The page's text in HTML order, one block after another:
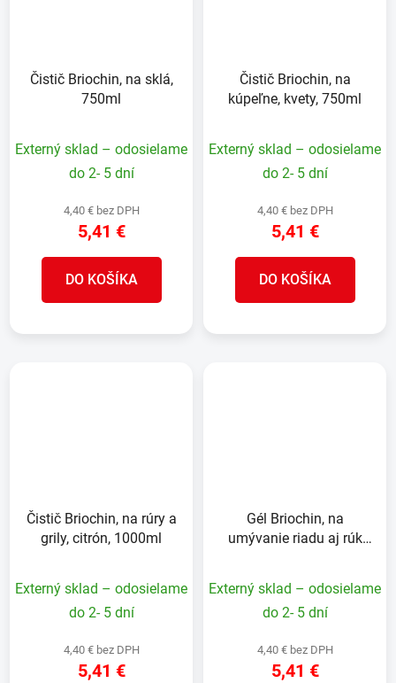
Čistič Briochin, na sklá,
750ml
Externý sklad – odosielame
do 2- 5 dní
4,40 € bez DPH
5,41 €
DO KOŠÍKA
Čistič Briochin, na
kúpeľne, kvety, 750ml
Externý sklad – odosielame
do 2- 5 dní
4,40 € bez DPH
5,41 €
DO KOŠÍKA
Čistič Briochin, na rúry a
grily, citrón, 1000ml
Externý sklad – odosielame
do 2- 5 dní
4,40 € bez DPH
5,41 €
Gél Briochin, na
umývanie riadu aj rúk
Externý sklad – odosielame
do 2- 5 dní
4,40 € bez DPH
5,41 €